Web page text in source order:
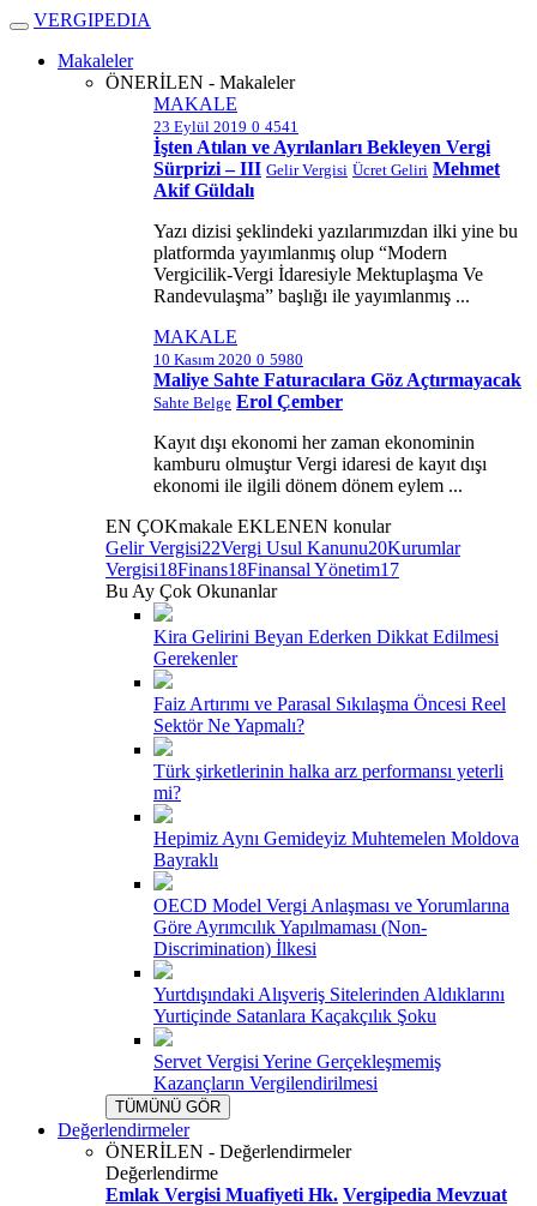
VERGIPEDIA
Makaleler
ÖNERİLEN - Makaleler
MAKALE
23 Eylül 2019 0 4541
İşten Atılan ve Ayrılanları Bekleyen Vergi
Sürprizi – III Gelir Vergisi Ücret Geliri Mehmet
Akif Güldalı
Yazı dizisi şeklindeki yazılarımızdan ilki yine bu
platformda yayımlanmış olup “Modern
Vergicilik-Vergi İdaresiyle Mektuplaşma Ve
Randevulaşma” başlığı ile yayımlanmış ...
MAKALE
10 Kasım 2020 0 5980
Maliye Sahte Faturacılara Göz Açtırmayacak
Sahte Belge Erol Çember
Kayıt dışı ekonomi her zaman ekonominin
kamburu olmuştur Vergi idaresi de kayıt dışı
ekonomi ile ilgili dönem dönem eylem ...
EN ÇOKmakale EKLENEN konular
Gelir Vergisi22Vergi Usul Kanunu20Kurumlar
Vergisi18Finans18Finansal Yönetim17
Bu Ay Çok Okunanlar
Kira Gelirini Beyan Ederken Dikkat Edilmesi
Gerekenler
Faiz Artırımı ve Parasal Sıkılaşma Öncesi Reel
Sektör Ne Yapmalı?
Türk şirketlerinin halka arz performansı yeterli
mi?
Hepimiz Aynı Gemideyiz Muhtemelen Moldova
Bayraklı
OECD Model Vergi Anlaşması ve Yorumlarına
Göre Ayrımcılık Yapılmaması (Non-
Discrimination) İlkesi
Yurtdışındaki Alışveriş Sitelerinden Aldıklarını
Yurtiçinde Satanlara Kaçakçılık Şoku
Servet Vergisi Yerine Gerçekleşmemiş
Kazançların Vergilendirilmesi
TÜMÜNÜ GÖR
Değerlendirmeler
ÖNERİLEN - Değerlendirmeler
Değerlendirme
Emlak Vergisi Muafiyeti Hk. Vergipedia Mevzuat